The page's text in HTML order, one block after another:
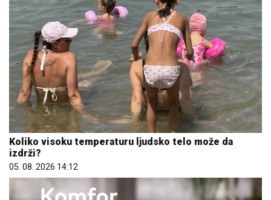
Koliko visoku temperaturu ljudsko telo može da
izdrži?
05. 08. 2026 14:12